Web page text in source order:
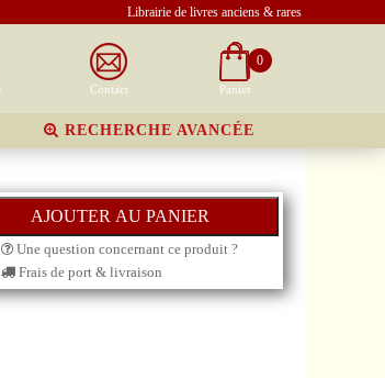
Librairie de livres anciens & rares
Contact
0
Panier
RECHERCHE AVANCÉE
Une question concernant ce produit ?
Frais de port & livraison